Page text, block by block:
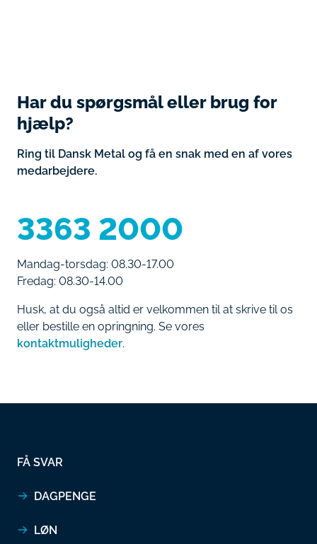
Har du spørgsmål eller brug for
hjælp?
Ring til Dansk Metal og få en snak med en af vores
medarbejdere.
3363 2000
Mandag-torsdag: 08.30-17.00
Fredag: 08.30-14.00
Husk, at du også altid er velkommen til at skrive til os
eller bestille en opringning. Se vores
kontaktmuligheder.
FÅ SVAR
DAGPENGE
LØN